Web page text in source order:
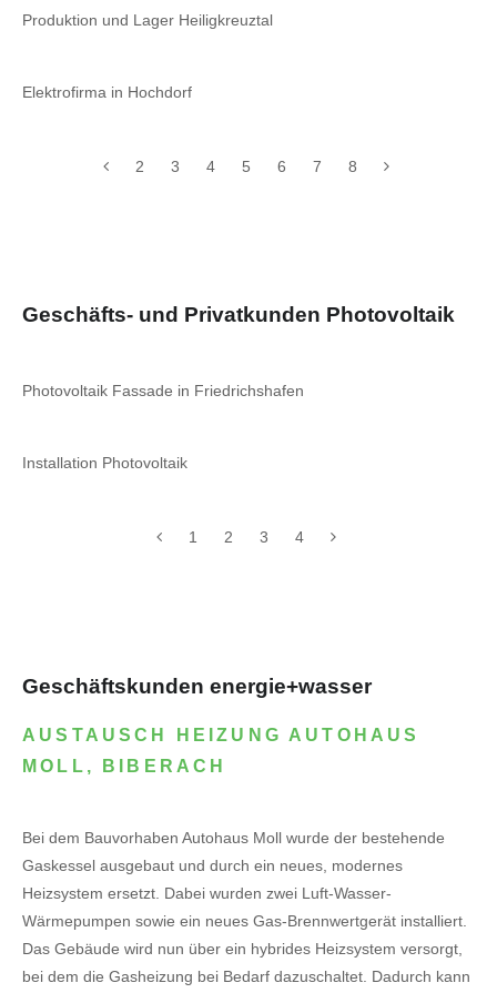
Produktion und Lager Heiligkreuztal
Elektrofirma in Hochdorf
2 3 4 5 6 7 8
Geschäfts- und Privatkunden Photovoltaik
Photovoltaik Fassade in Friedrichshafen
Installation Photovoltaik
1 2 3 4
Geschäftskunden energie+wasser
AUSTAUSCH HEIZUNG AUTOHAUS
MOLL, BIBERACH
Bei dem Bauvorhaben Autohaus Moll wurde der bestehende
Gaskessel ausgebaut und durch ein neues, modernes
Heizsystem ersetzt. Dabei wurden zwei Luft-Wasser-
Wärmepumpen sowie ein neues Gas-Brennwertgerät installiert.
Das Gebäude wird nun über ein hybrides Heizsystem versorgt,
bei dem die Gasheizung bei Bedarf dazuschaltet. Dadurch kann